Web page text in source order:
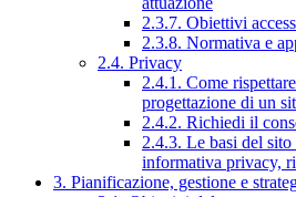
2.3.7. Obiettivi
2.3.8. Normativa e
2.4. Privacy
2.4.1. Come
progettazione di un
2.4.2. Richiedi il
2.4.3. Le basi del
informativa privacy,
3. Pianificazione, gestione e